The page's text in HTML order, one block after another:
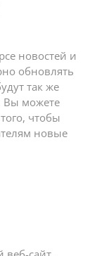
новостей и
обновлять
так же
Вы можете
чтобы
новые